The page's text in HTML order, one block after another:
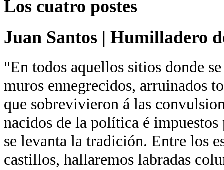
Los cuatro postes
Juan Santos | Humilladero
"En todos aquellos sitios donde
muros ennegrecidos, arruinados
que sobrevivieron á las
nacidos de la política é
se levanta la tradición. Entre los
castillos, hallaremos labradas